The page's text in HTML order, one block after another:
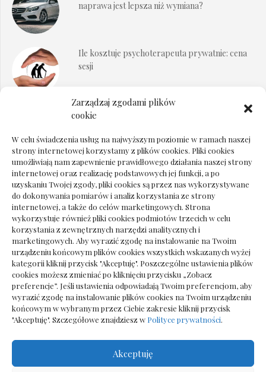
Zarządzaj zgodami plików
cookie
W celu świadczenia usług na najwyższym poziomie w ramach naszej
strony internetowej korzystamy z plików cookies. Pliki cookies
umożliwiają nam zapewnienie prawidłowego działania naszej strony
internetowej oraz realizację podstawowych jej funkcji, a po
uzyskaniu Twojej zgody, pliki cookies są przez nas wykorzystywane
do dokonywania pomiarów i analiz korzystania ze strony
internetowej, a także do celów marketingowych. Strona
wykorzystuje również pliki cookies podmiotów trzecich w celu
korzystania z zewnętrznych narzędzi analitycznych i
marketingowych. Aby wyrazić zgodę na instalowanie na Twoim
urządzeniu końcowym plików cookies wszystkich wskazanych wyżej
kategorii kliknij przycisk "Akceptuję". Poszczególne ustawienia plików
cookies możesz zmieniać po kliknięciu przycisku „Zobacz
preferencje”. Jeśli ustawienia odpowiadają Twoim preferencjom, aby
wyrazić zgodę na instalowanie plików cookies na Twoim urządzeniu
końcowym w wybranym przez Ciebie zakresie kliknij przycisk
"Akceptuję". Szczegółowe znajdziesz w Polityce prywatności.
Akceptuję
naprawa jest lepsza niż wymiana?
Ile kosztuje psychoterapeuta prywatnie: cena
sesji
Dokumenty do odbioru przy zmianie biura
Deska podłogowa do salonu: jak wybrać bez
pośpiechu